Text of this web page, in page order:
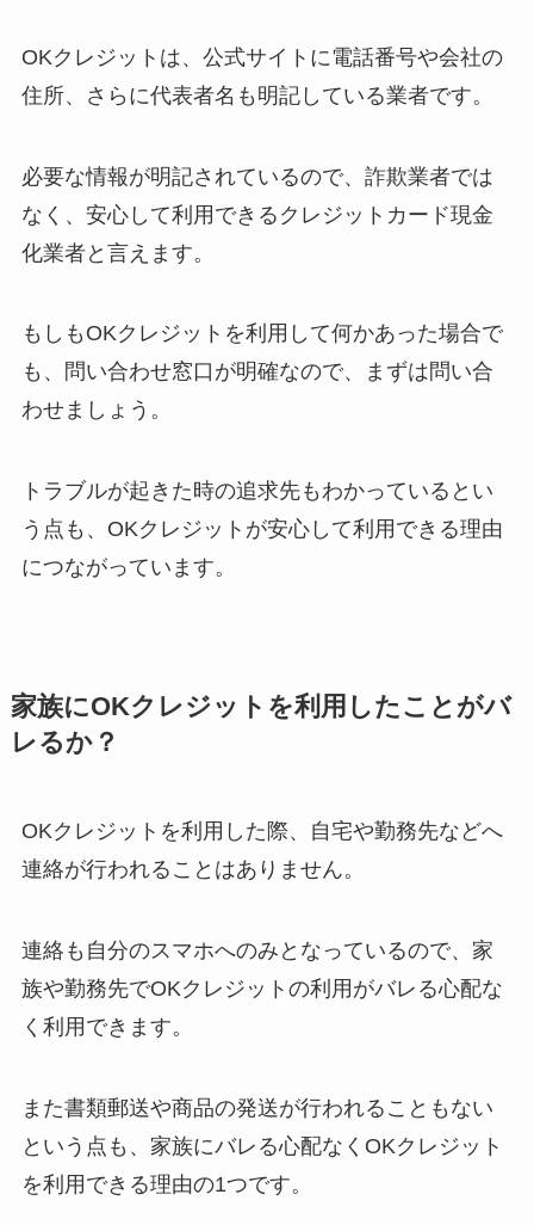
OKクレジットは、公式サイトに電話番号や会社の
住所、さらに代表者名も明記している業者です。
必要な情報が明記されているので、詐欺業者では
なく、安心して利用できるクレジットカード現金
化業者と言えます。
もしもOKクレジットを利用して何かあった場合で
も、問い合わせ窓口が明確なので、まずは問い合
わせましょう。
トラブルが起きた時の追求先もわかっているとい
う点も、OKクレジットが安心して利用できる理由
につながっています。
家族にOKクレジットを利用したことがバ
レるか？
OKクレジットを利用した際、自宅や勤務先などへ
連絡が行われることはありません。
連絡も自分のスマホへのみとなっているので、家
族や勤務先でOKクレジットの利用がバレる心配な
く利用できます。
また書類郵送や商品の発送が行われることもない
という点も、家族にバレる心配なくOKクレジット
を利用できる理由の1つです。